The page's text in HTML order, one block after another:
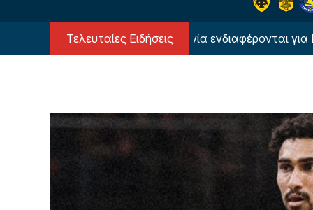
Τελευταίες Ειδήσεις
«Ομάδες από την Πολωνία ενδιαφέρονται για Πιερό»